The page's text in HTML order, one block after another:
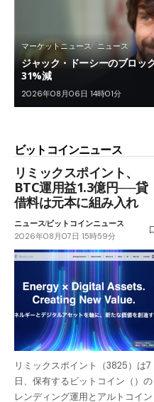
マーケットニュース ニュース
ジャック・ドーシーのブロッ
31%減
2026年08月06日 14時01分
ビットコインニュース
リミックスポイント、
BTC運用益1.3億円──貸
借料は元本に組み入れ
ニュースビットコインニュース
2026年08月07日 15時59分
リミックスポイント（3825）は7
日、保有するビットコイン（）の
レンディング運用とアルトコイン